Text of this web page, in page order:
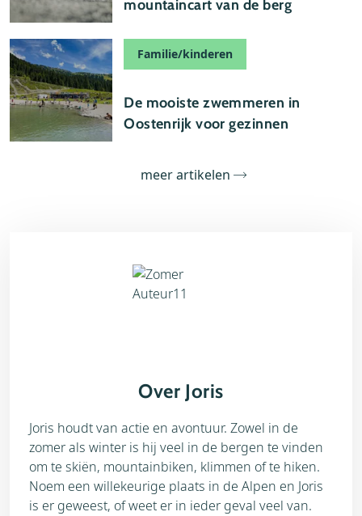
mountaincart van de berg
Familie/kinderen
De mooiste zwemmeren in
Oostenrijk voor gezinnen
meer artikelen
Over Joris
Joris houdt van actie en avontuur. Zowel in de
zomer als winter is hij veel in de bergen te vinden
om te skiën, mountainbiken, klimmen of te hiken.
Noem een willekeurige plaats in de Alpen en Joris
is er geweest, of weet er in ieder geval veel van.